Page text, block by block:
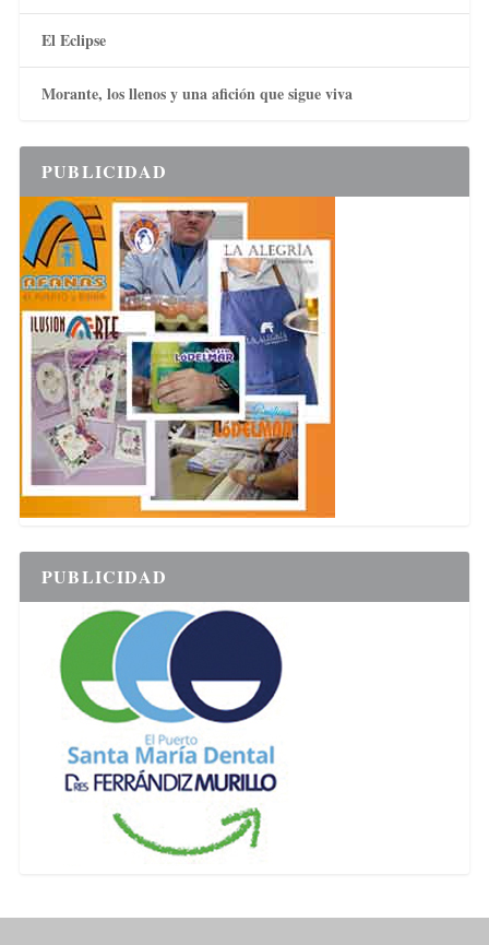
El Eclipse
Morante, los llenos y una afición que sigue viva
PUBLICIDAD
PUBLICIDAD